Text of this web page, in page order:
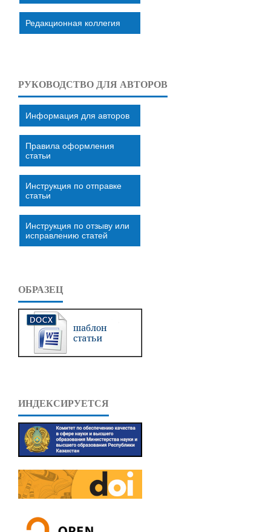
Редакционная коллегия
РУКОВОДСТВО ДЛЯ АВТОРОВ
Информация для авторов
Правила оформления
статьи
Инструкция по отправке
статьи
Инструкция по отзыву или
исправлению статей
ОБРАЗЕЦ
ИНДЕКСИРУЕТСЯ